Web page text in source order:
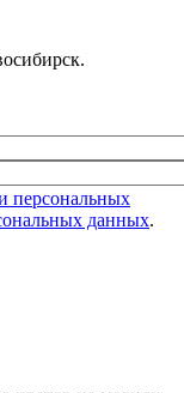
персональных
данных.